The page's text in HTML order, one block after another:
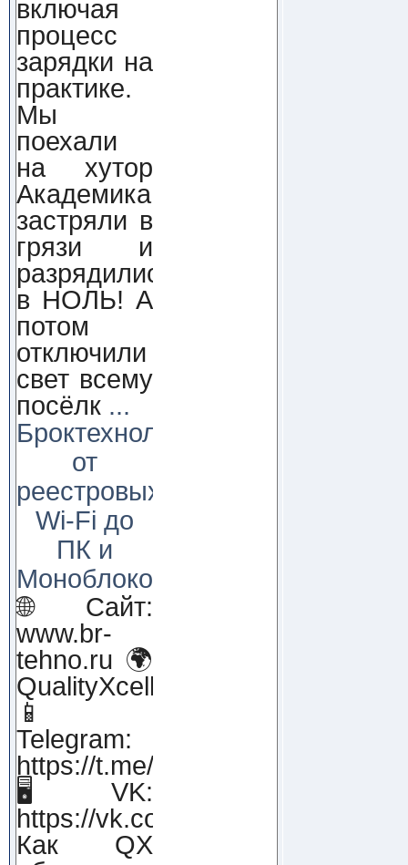
включая
процесс
зарядки на
практике.
Мы
поехали
на хутор
Академика,
застряли в
грязи и
разрядились
в НОЛЬ! А
потом
отключили
свет всему
посёлк ...
Броктехнолоджи:
от
реестровых
Wi-Fi до
ПК и
Моноблоков!
🌐 Сайт:
www.br-
tehno.ru 🌍
QualityXcellence.ru
📱
Telegram:
https://t.me/qx_lab_IT
🖥 VK:
https://vk.com/qualityxcellenc
Как QX